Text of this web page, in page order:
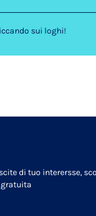
sui loghi!
di tuo interersse,
gratuita